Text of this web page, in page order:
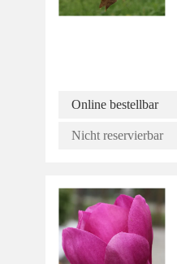
Online bestellbar
Nicht reservierbar